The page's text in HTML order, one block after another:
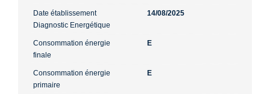
Date établissement
Diagnostic Energétique
14/08/2025
Consommation énergie
finale
E
Consommation énergie
primaire
E